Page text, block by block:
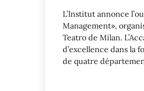
L’Institut annonce
Management»,
Teatro de Milan.
d’excellence dans la
de quatre